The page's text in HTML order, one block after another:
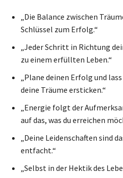
„Die Balance zwischen
Schlüssel zum Erfolg.“
„Jeder Schritt in Richtung
zu einem erfüllten Leben.“
„Plane deinen Erfolg und
deine Träume ersticken.“
„Energie folgt der
auf das, was du erreichen
„Deine Leidenschaften sind
entfacht.“
„Selbst in der Hektik des